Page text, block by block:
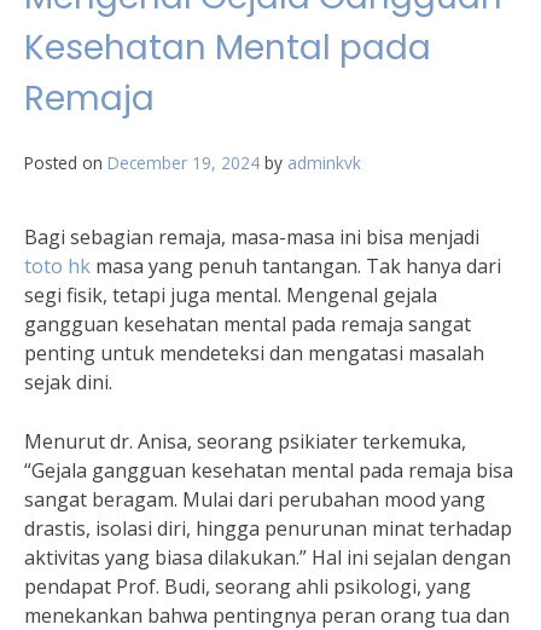
Kesehatan Mental pada
Remaja
Posted on December 19, 2024 by adminkvk
Bagi sebagian remaja, masa-masa ini bisa menjadi
toto hk masa yang penuh tantangan. Tak hanya dari
segi fisik, tetapi juga mental. Mengenal gejala
gangguan kesehatan mental pada remaja sangat
penting untuk mendeteksi dan mengatasi masalah
sejak dini.
Menurut dr. Anisa, seorang psikiater terkemuka,
“Gejala gangguan kesehatan mental pada remaja bisa
sangat beragam. Mulai dari perubahan mood yang
drastis, isolasi diri, hingga penurunan minat terhadap
aktivitas yang biasa dilakukan.” Hal ini sejalan dengan
pendapat Prof. Budi, seorang ahli psikologi, yang
menekankan bahwa pentingnya peran orang tua dan